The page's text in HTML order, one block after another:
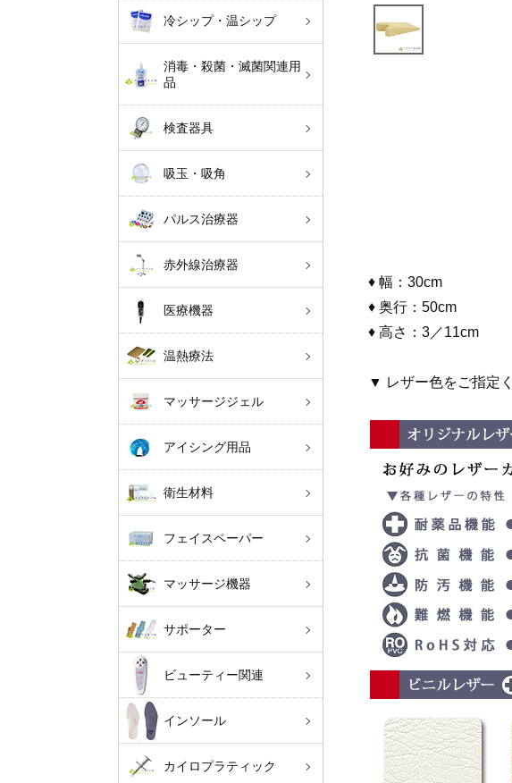
冷シップ・温シップ
消毒・殺菌・滅菌関連用
品
検査器具
吸玉・吸角
パルス治療器
赤外線治療器
医療機器
温熱療法
マッサージジェル
アイシング用品
衛生材料
フェイスペーパー
マッサージ機器
サポーター
ビューティー関連
インソール
カイロプラティック
♦ 幅：30cm
♦ 奥行：50cm
♦ 高さ：3／11cm
▼ レザー色をご指定く